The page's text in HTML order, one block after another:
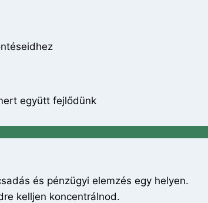
együtt fejlődünk
és pénzügyi elemzés egy helyen.
kelljen koncentrálnod.